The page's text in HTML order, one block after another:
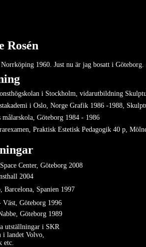
Rosén
Center, Göteborg 2008
2004
1960. Just nu är jag bosatt i Göteborg.
i Stockholm, vidarutbildning
i Oslo, Norge Grafik 1986 -1988,
målarskola, Göteborg 1984 - 1986
Praktisk Estetisk Pedagogik 40 p,
Barcelona, Spanien 1997
Göteborg 1996
Göteborg 1989
utställningar i SKR
i landet Volvo,
etc.